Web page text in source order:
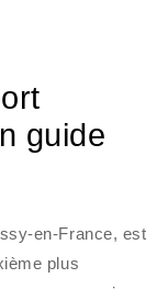
guide
en-France, est
plus